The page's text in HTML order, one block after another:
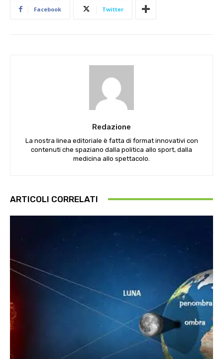
Facebook Twitter
Redazione
La nostra linea editoriale è fatta di format innovativi con
contenuti che spaziano dalla politica allo sport, dalla
medicina allo spettacolo.
ARTICOLI CORRELATI